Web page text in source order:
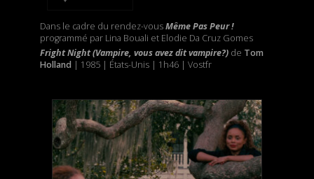
Dans le cadre du rendez-vousMême Pas Peur !
programmé par Lina Bouali et Elodie Da Cruz Gomes
Fright Night (Vampire, vous avez dit vampire?)de Tom
Holland | 1985 | États-Unis | 1h46 | Vostfr